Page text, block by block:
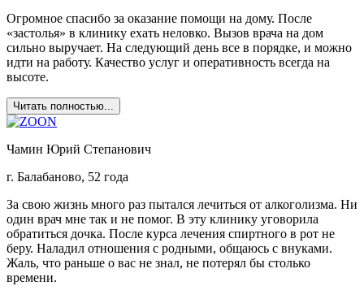
Огромное спасибо за оказание помощи на дому. После
«застолья» в клинику ехать неловко. Вызов врача на дом
сильно выручает. На следующий день все в порядке, и можно
идти на работу. Качество услуг и оперативность всегда на
высоте.
Читать полностью...
Чамин Юрий Степанович
г. Балабаново, 52 года
За свою жизнь много раз пытался лечиться от алкоголизма. Ни
один врач мне так и не помог. В эту клинику уговорила
обратиться дочка. После курса лечения спиртного в рот не
беру. Наладил отношения с родными, общаюсь с внуками.
Жаль, что раньше о вас не знал, не потерял бы столько
времени.